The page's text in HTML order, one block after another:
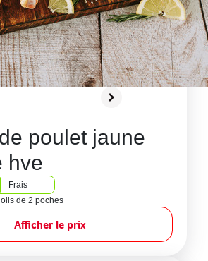
poulet jaune
hve
Frais
de 2 poches
Afficher le prix